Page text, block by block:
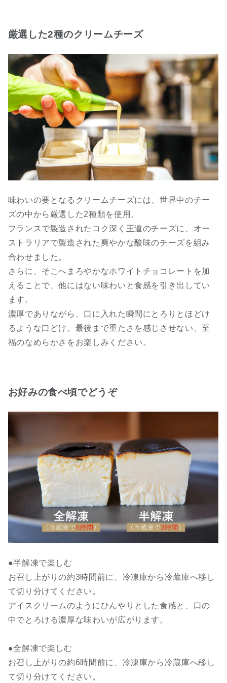
厳選した2種のクリームチーズ
味わいの要となるクリームチーズには、世界中のチー
ズの中から厳選した2種類を使用。
フランスで製造されたコク深く王道のチーズに、オー
ストラリアで製造された爽やかな酸味のチーズを組み
合わせました。
さらに、そこへまろやかなホワイトチョコレートを加
えることで、他にはない味わいと食感を引き出してい
ます。
濃厚でありながら、口に入れた瞬間にとろりとほどけ
るような口どけ。最後まで重たさを感じさせない、至
福のなめらかさをお楽しみください。
お好みの食べ頃でどうぞ
●半解凍で楽しむ
お召し上がりの約3時間前に、冷凍庫から冷蔵庫へ移し
て切り分けてください。
アイスクリームのようにひんやりとした食感と、口の
中でとろける濃厚な味わいが広がります。
●全解凍で楽しむ
お召し上がりの約6時間前に、冷凍庫から冷蔵庫へ移し
て切り分けてください。